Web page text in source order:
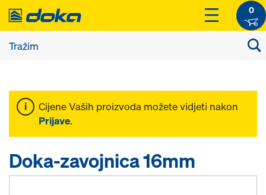
0
Cijene Vaših proizvoda možete vidjeti nakon
Prijave.
Doka-zavojnica 16mm